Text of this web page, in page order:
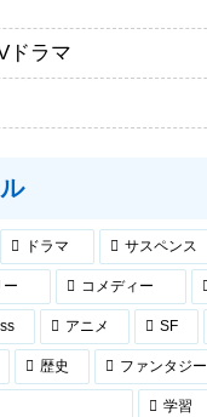
ドラマ
ドラマ サスペンス
ー コメディー
アニメ SF
歴史 ファンタジー
学習